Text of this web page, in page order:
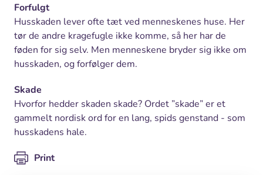
Forfulgt
Husskaden lever ofte tæt ved menneskenes huse. Her
tør de andre kragefugle ikke komme, så her har de
føden for sig selv. Men menneskene bryder sig ikke om
husskaden, og forfølger dem.
Skade
Hvorfor hedder skaden skade? Ordet ”skade” er et
gammelt nordisk ord for en lang, spids genstand - som
husskadens hale.
Print